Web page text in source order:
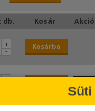
és a horog
és annak a szára, ez
ha ránézünk, a hegy a
csökkenti a súrlódási
db. Kosár Akció
-
+ Kosárba
+